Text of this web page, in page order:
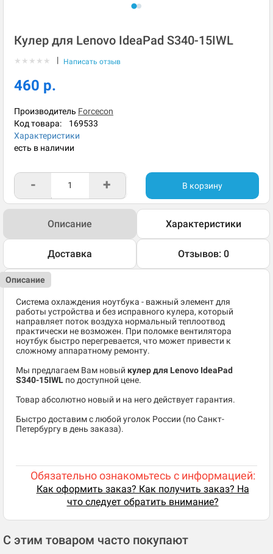
Кулер для Lenovo IdeaPad S340-15IWL
★ ★ ★ ★ ★ | Написать отзыв
460 р.
Производитель Forcecon
Код товара: 169533
Характеристики
есть в наличии
- + В корзину
Описание Характеристики
Доставка Отзывов: 0
Описание
Система охлаждения ноутбука - важный элемент для
работы устройства и без исправного кулера, который
направляет поток воздуха нормальный теплоотвод
практически не возможен. При поломке вентилятора
ноутбук быстро перегревается, что может привести к
сложному аппаратному ремонту.
Мы предлагаем Вам новый кулер для Lenovo IdeaPad
S340-15IWL по доступной цене.
Товар абсолютно новый и на него действует гарантия.
Быстро доставим с любой уголок России (по Санкт-
Петербургу в день заказа).
Обязательно ознакомьтесь с информацией:
Как оформить заказ? Как получить заказ? На
что следует обратить внимание?
С этим товаром часто покупают